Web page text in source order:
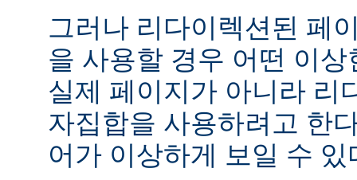
그러나 리다이렉션된 페
을 사용할 경우 어떤 이
실제 페이지가 아니라 리
자집합을 사용하려고 한
어가 이상하게 보일 수 있